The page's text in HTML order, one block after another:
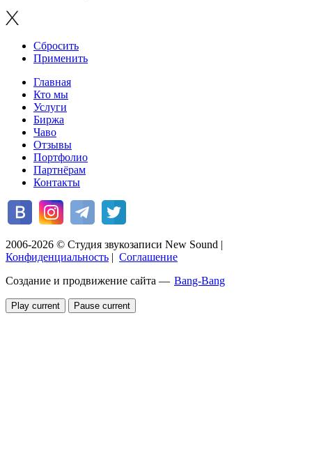
Сбросить
Применить
Главная
Кто мы
Услуги
Биржа
Чаво
Отзывы
Портфолио
Партнёрам
Контакты
2006-2026 © Студия звукозаписи New Sound
Конфиденциальность
Соглашение
Создание и продвижение сайта — Bang-Bang
Play current Pause current